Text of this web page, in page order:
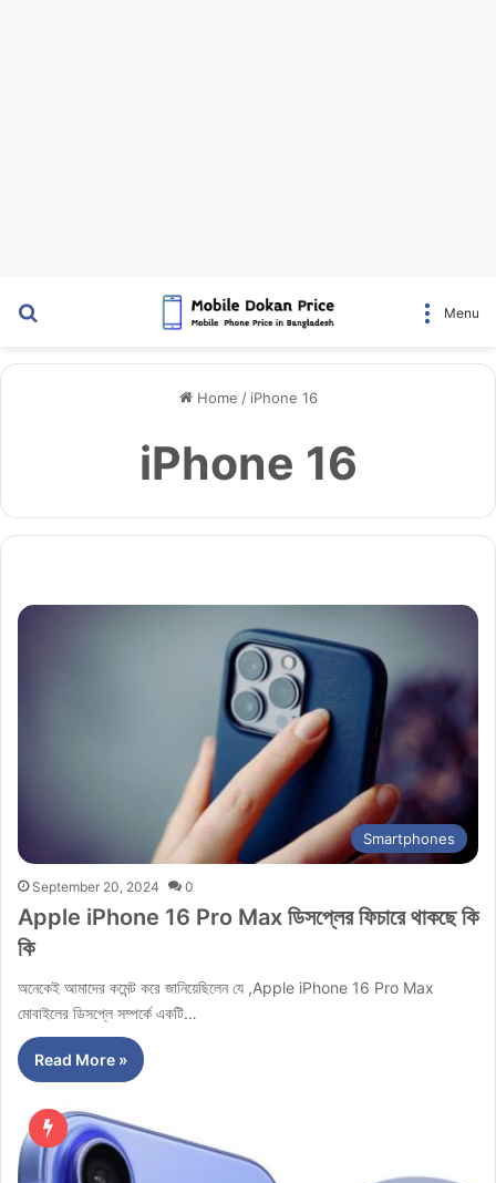
Menu
Home / iPhone 16
iPhone 16
Smartphones
September 20, 2024 0
Apple iPhone 16 Pro Max ডিসপ্লের ফিচারে থাকছে কি
কি
অনেকেই আমাদের কমেন্ট করে জানিয়েছিলেন যে ,Apple iPhone 16 Pro Max
মোবাইলের ডিসপ্লে সম্পর্কে একটি…
Read More »